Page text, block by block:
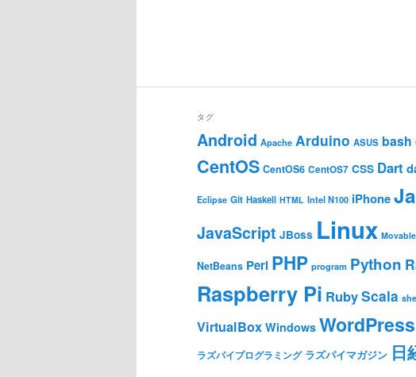
タグ
Android Apache Arduino ASUS bash
CentOS CentOS6 CentOS7 CSS Dart
Eclipse Git Haskell HTML Intel N100 iPhone
JavaScript JBoss Linux
NetBeans Perl PHP program Python
Raspberry Pi RubyScala
VirtualBox Windows WordPress
ラズパイプログラミング ラズパイマガジン 日